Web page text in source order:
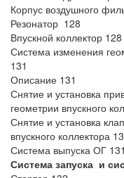
Корпус воздушного
Резонатор 128
Впускной коллектор 128
Система изменения
131
Описание 131
Снятие и установка
геометрии впускного
Снятие и установка
впускного коллектора
Система выпуска ОГ 131
Система запуска и